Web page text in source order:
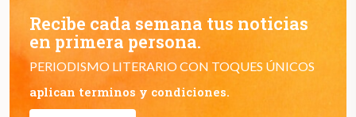
Recibe cada semana tus noticias
en primera persona.
PERIODISMO LITERARIO CON TOQUES ÚNICOS
aplican terminos y condiciones.